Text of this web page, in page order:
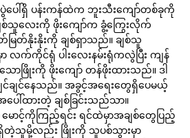
ားပွဲပေါ်ရှိ ပန်းကန်ထဲက ဘူးသီးကျော်တစ်ခုကို
စ်သူလေးကို ဖိုးကျော်က ခွံ့ကြွေးလိုက်
မြတ်နိုးနိုးကို ချစ်ရှာသည်။ ချစ်သူ
လက်ကိုင်ရုံ ပါးလေးနမ်းရုံကလွဲပြီး ကျန်
ာဖြိုးကို ဖိုးကျော် တန်ဖိုးထားသည်။ ဒါ
ချင်နေသည်။ အခွင့်အရေးတွေရှိပေမယ့်
ေါ်ထားတဲ့ ချစ်ခြင်းသည်သာ။
မောင့်ကိုကြည့်ရင်း ရင်ထဲမှာအချစ်တွေပြည့်
သူမို့လည်း ဖြိုးကို သူပစ်သွားမှာ